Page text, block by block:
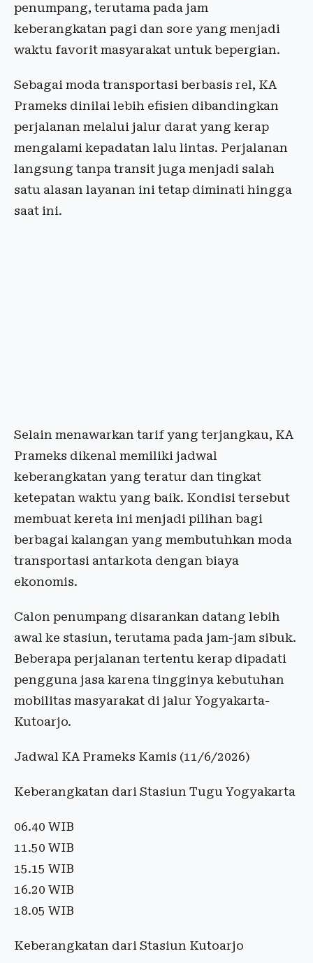
penumpang, terutama pada jam
keberangkatan pagi dan sore yang menjadi
waktu favorit masyarakat untuk bepergian.
Sebagai moda transportasi berbasis rel, KA
Prameks dinilai lebih efisien dibandingkan
perjalanan melalui jalur darat yang kerap
mengalami kepadatan lalu lintas. Perjalanan
langsung tanpa transit juga menjadi salah
satu alasan layanan ini tetap diminati hingga
saat ini.
Selain menawarkan tarif yang terjangkau, KA
Prameks dikenal memiliki jadwal
keberangkatan yang teratur dan tingkat
ketepatan waktu yang baik. Kondisi tersebut
membuat kereta ini menjadi pilihan bagi
berbagai kalangan yang membutuhkan moda
transportasi antarkota dengan biaya
ekonomis.
Calon penumpang disarankan datang lebih
awal ke stasiun, terutama pada jam-jam sibuk.
Beberapa perjalanan tertentu kerap dipadati
pengguna jasa karena tingginya kebutuhan
mobilitas masyarakat di jalur Yogyakarta-
Kutoarjo.
Jadwal KA Prameks Kamis (11/6/2026)
Keberangkatan dari Stasiun Tugu Yogyakarta
06.40 WIB
11.50 WIB
15.15 WIB
16.20 WIB
18.05 WIB
Keberangkatan dari Stasiun Kutoarjo